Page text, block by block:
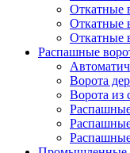
Откатные
Откатные
Откатные
Распашные
Ворота
Ворота из